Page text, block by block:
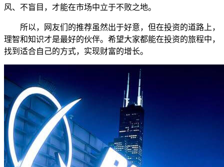
风、不盲目，才能在市场中立于不败之地。
所以，网友们的推荐虽然出于好意，但在投资的道路上，
理智和知识才是最好的伙伴。希望大家都能在投资的旅程中，
找到适合自己的方式，实现财富的增长。